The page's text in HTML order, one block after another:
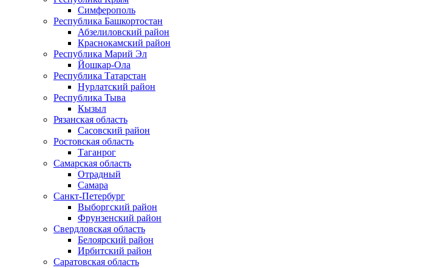
Симферополь
Республика Башкортостан
Абзелиловский район
Краснокамский район
Республика Марий Эл
Йошкар-Ола
Республика Татарстан
Нурлатский район
Республика Тыва
Кызыл
Рязанская область
Сасовский район
Ростовская область
Таганрог
Самарская область
Отрадный
Самара
Санкт-Петербург
Выборгский район
Фрунзенский район
Свердловская область
Белоярский район
Ирбитский район
Саратовская область